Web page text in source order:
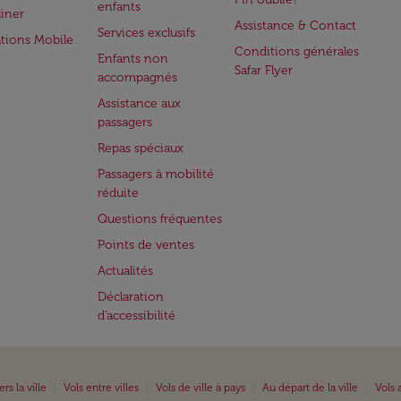
Mobile
enfants
Services exclusifs
Enfants non
accompagnés
Assistance aux
passagers
Repas spéciaux
Passagers à mobilité
réduite
Questions fréquentes
Points de ventes
Actualités
Déclaration
d’accessibilité
Assistance & Contact
Conditions générales
Safar Flyer
la ville Vols entre villes Vols de ville à pays Au départ de la ville Vols